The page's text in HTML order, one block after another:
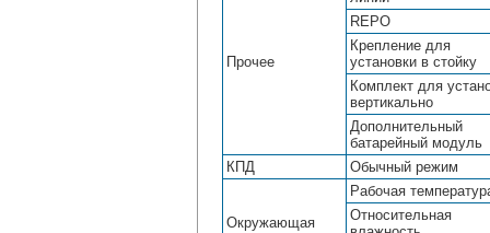
Прочее
REPO
Крепление для
установки в стойку
Комплект для
вертикально
Дополнительный
батарейный модуль
КПД
Обычный режим
Окружающая
Рабочая
Относительная